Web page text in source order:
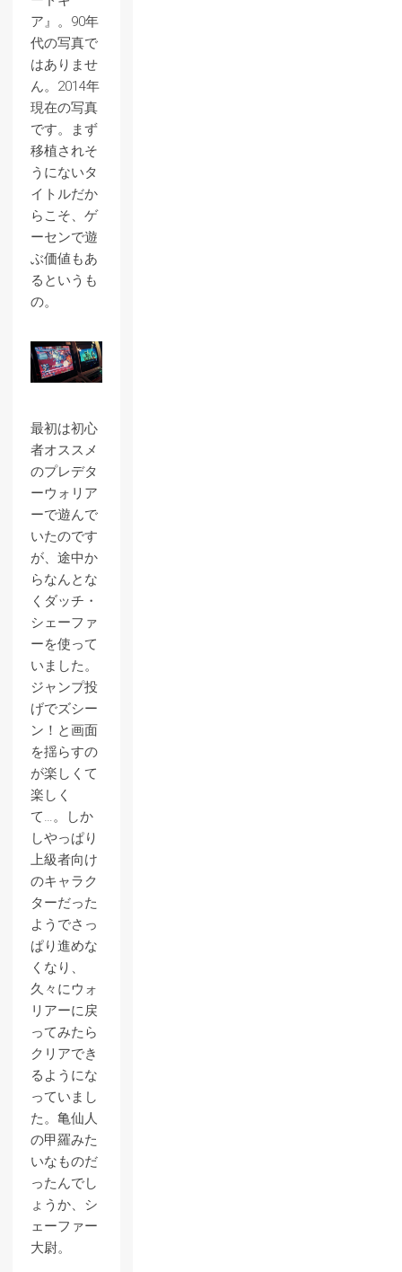
ア』。90年
代の写真で
はありませ
ん。2014年
現在の写真
です。まず
移植されそ
うにないタ
イトルだか
らこそ、ゲ
ーセンで遊
ぶ価値もあ
るというも
の。
最初は初心
者オススメ
のプレデタ
ーウォリア
ーで遊んで
いたのです
が、途中か
らなんとな
くダッチ・
シェーファ
ーを使って
いました。
ジャンプ投
げでズシー
ン！と画面
を揺らすの
が楽しくて
楽しく
て…。しか
しやっぱり
上級者向け
のキャラク
ターだった
ようでさっ
ぱり進めな
くなり、
久々にウォ
リアーに戻
ってみたら
クリアでき
るようにな
っていまし
た。亀仙人
の甲羅みた
いなものだ
ったんでし
ょうか、シ
ェーファー
大尉。